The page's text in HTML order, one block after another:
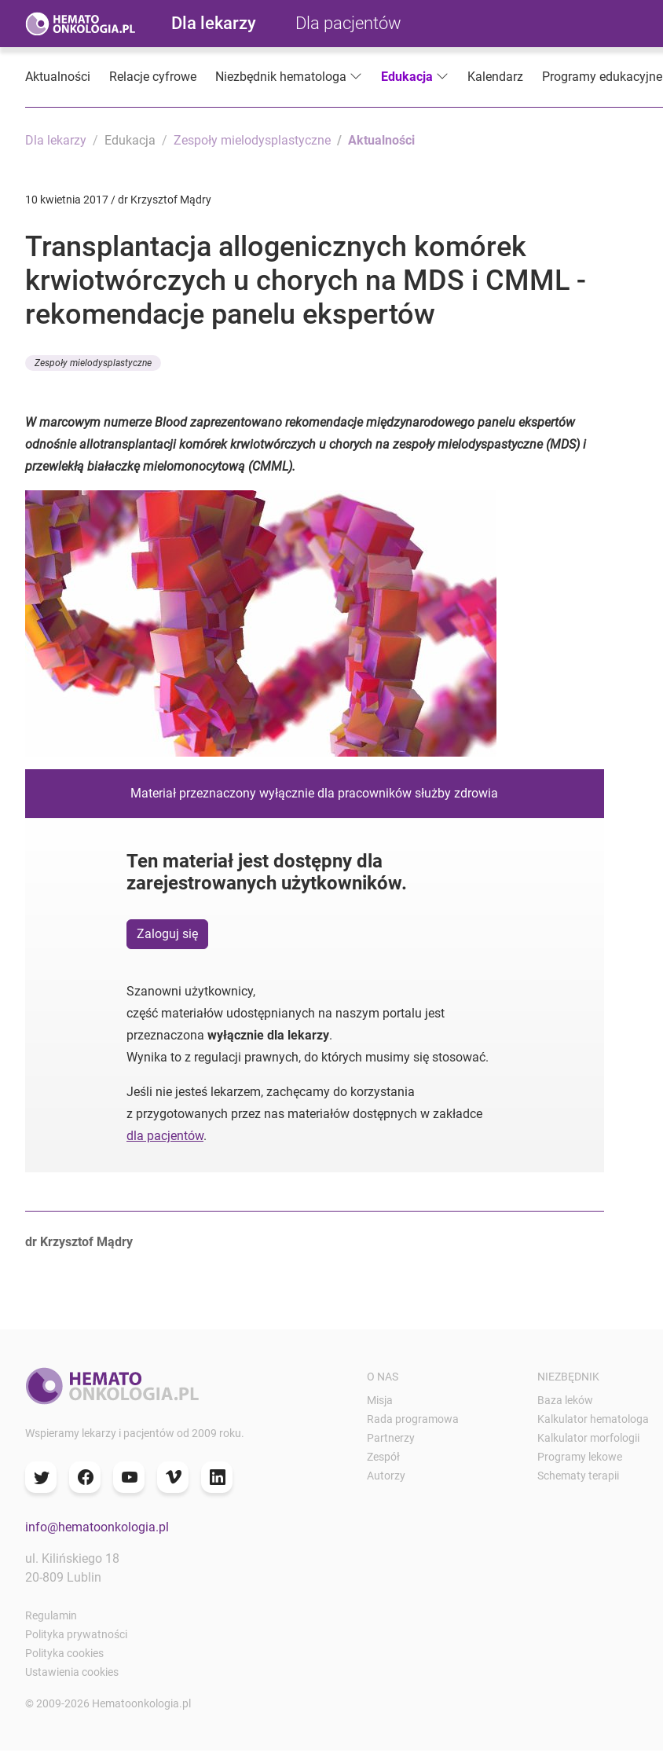
Dla lekarzy Dla pacjentów
Aktualności Relacje cyfrowe Niezbędnik hematologa Edukacja Kalendarz Programy edukacyjne
Dla lekarzy Edukacja Zespoły mielodysplastyczne Aktualności
10 kwietnia 2017 / dr Krzysztof Mądry
Transplantacja allogenicznych komórek
krwiotwórczych u chorych na MDS i CMML -
rekomendacje panelu ekspertów
Zespoły mielodysplastyczne
W marcowym numerze Blood zaprezentowano rekomendacje międzynarodowego panelu ekspertów
odnośnie allotransplantacji komórek krwiotwórczych u chorych na zespoły mielodyspastyczne (MDS) i
przewlekłą białaczkę mielomonocytową (CMML).
Materiał przeznaczony wyłącznie dla pracowników służby zdrowia
Ten materiał jest dostępny dla
zarejestrowanych użytkowników.
Zaloguj się
Szanowni użytkownicy,
część materiałów udostępnianych na naszym portalu jest
przeznaczona wyłącznie dla lekarzy.
Wynika to z regulacji prawnych, do których musimy się stosować.
Jeśli nie jesteś lekarzem, zachęcamy do korzystania
z przygotowanych przez nas materiałów dostępnych w zakładce
dla pacjentów.
Autorzy:
dr Krzysztof Mądry
Wspieramy lekarzy i pacjentów od 2009 roku.
info@hematoonkologia.pl
ul. Kilińskiego 18
20-809 Lublin
Regulamin
Polityka prywatności
Polityka cookies
Ustawienia cookies
© 2009-2026 Hematoonkologia.pl
O NAS
Misja
Rada programowa
Partnerzy
Zespół
Autorzy
NIEZBĘDNIK
Baza leków
Kalkulator hematologa
Kalkulator morfologii
Programy lekowe
Schematy terapii